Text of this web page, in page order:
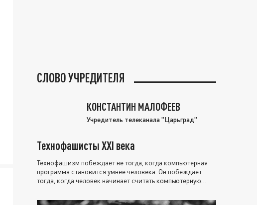
СЛОВО УЧРЕДИТЕЛЯ
КОНСТАНТИН МАЛОФЕЕВ
Учредитель телеканала "Царьград"
Технофашисты XXI века
Технофашизм побеждает не тогда, когда компьютерная
программа становится умнее человека. Он побеждает
тогда, когда человек начинает считать компьютерную